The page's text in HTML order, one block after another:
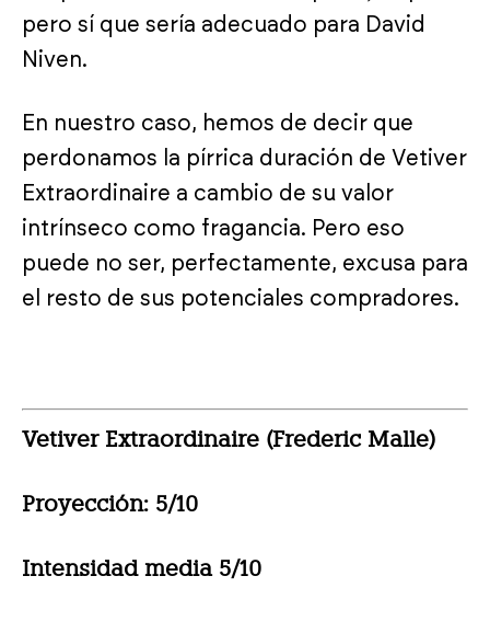
pero sí que sería adecuado para David
Niven.
En nuestro caso, hemos de decir que
perdonamos la pírrica duración de Vetiver
Extraordinaire a cambio de su valor
intrínseco como fragancia. Pero eso
puede no ser, perfectamente, excusa para
el resto de sus potenciales compradores.
Vetiver Extraordinaire (Frederic Malle)
Proyección: 5/10
Intensidad media 5/10